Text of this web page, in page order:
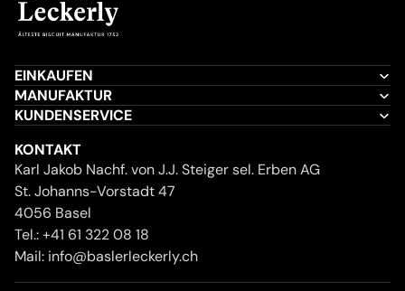
EINKAUFEN
MANUFAKTUR
KUNDENSERVICE
KONTAKT
Karl Jakob Nachf. von J.J. Steiger sel. Erben AG
St. Johanns-Vorstadt 47
4056 Basel
Tel.:+41 61 322 08 18
Mail: info@baslerleckerly.ch